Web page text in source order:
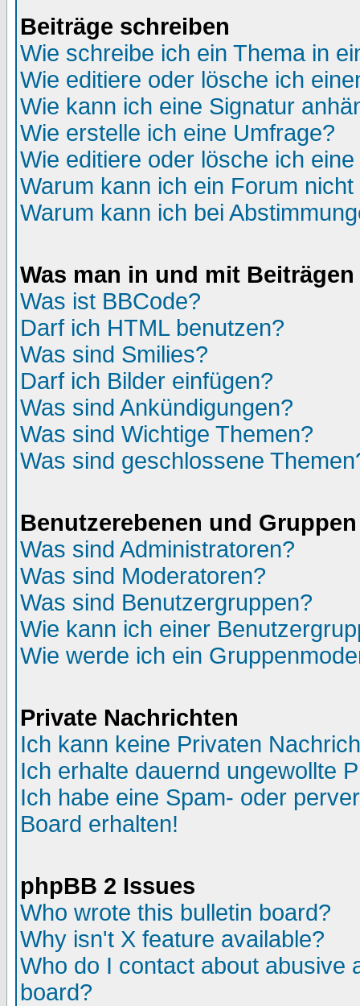
Beiträge schreiben
Wie schreibe ich ein Thema in
Wie editiere oder lösche ich
Wie kann ich eine Signatur
Wie erstelle ich eine Umfrage?
Wie editiere oder lösche ich
Warum kann ich ein Forum
Warum kann ich bei
Was man in und mit
Was ist BBCode?
Darf ich HTML benutzen?
Was sind Smilies?
Darf ich Bilder einfügen?
Was sind Ankündigungen?
Was sind Wichtige Themen?
Was sind geschlossene
Benutzerebenen und Gruppen
Was sind Administratoren?
Was sind Moderatoren?
Was sind Benutzergruppen?
Wie kann ich einer
Wie werde ich ein
Private Nachrichten
Ich kann keine Privaten
Ich erhalte dauernd ungewollte
Ich habe eine Spam- oder
Board erhalten!
phpBB 2 Issues
Who wrote this bulletin board?
Why isn't X feature available?
Who do I contact about abusive
board?